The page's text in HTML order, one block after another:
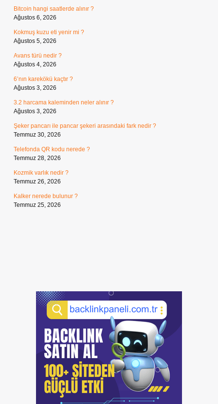
Bitcoin hangi saatlerde alınır ?
Ağustos 6, 2026
Kokmuş kuzu eti yenir mi ?
Ağustos 5, 2026
Avans türü nedir ?
Ağustos 4, 2026
6’nın karekökü kaçtır ?
Ağustos 3, 2026
3.2 harcama kaleminden neler alınır ?
Ağustos 3, 2026
Şeker pancarı ile pancar şekeri arasındaki fark nedir ?
Temmuz 30, 2026
Telefonda QR kodu nerede ?
Temmuz 28, 2026
Kozmik varlık nedir ?
Temmuz 26, 2026
Kalker nerede bulunur ?
Temmuz 25, 2026